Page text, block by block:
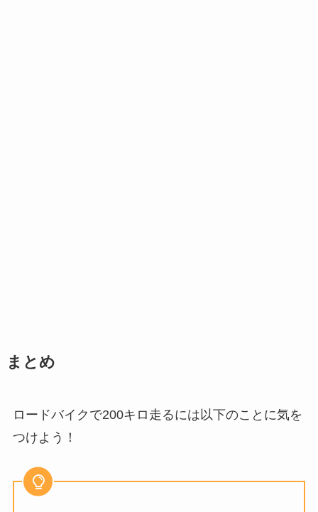
まとめ
ロードバイクで200キロ走るには以下のことに気を
つけよう！